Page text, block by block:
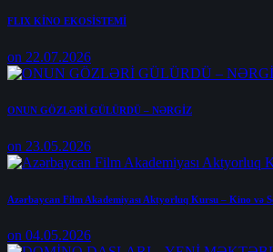
FLIX KİNO EKOSİSTEMİ
on 22.07.2026
ONUN GÖZLƏRİ GÜLÜRDÜ – NƏRGİZ
on 23.05.2026
Azərbaycan Film Akademiyası Aktyorluq Kursu – Kino və
on 04.05.2026